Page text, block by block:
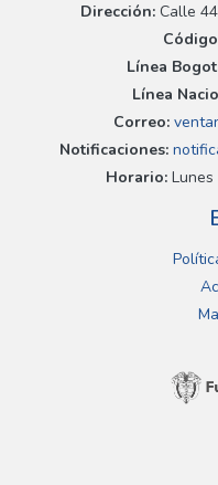
Dirección:Calle 44
Línea
Línea
Correo:
Notificaciones:
Horario:Lunes